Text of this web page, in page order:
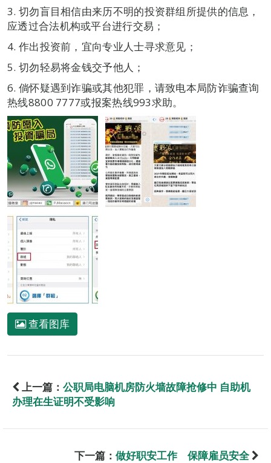
3. 切勿盲目相信由来历不明的投资群组所提供的信息，
应透过合法机构或平台进行交易；
4. 作出投资前，宜向专业人士寻求意见；
5. 切勿轻易将金钱交予他人；
6. 倘怀疑遇到诈骗或其他犯罪，请致电本局防诈骗查询
热线8800 7777或报案热线993求助。
查看图库
上一篇： 公职局电脑机房防火墙故障抢修中 自助机
办理在生证明不受影响
下一篇： 做好职安工作 保障雇员安全